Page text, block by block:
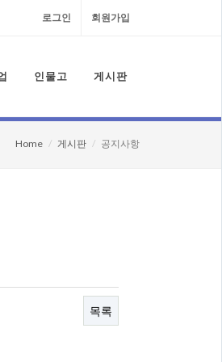
로그인 회원가입
인물고 게시판
Home 게시판 공지사항
목록